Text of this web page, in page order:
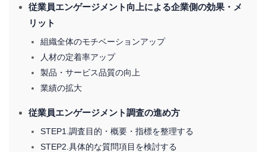
従業員エンゲージメント向上による企業側の効果・メ
リット
組織全体のモチベーションアップ
人材の定着率アップ
製品・サービス品質の向上
業績の拡大
従業員エンゲージメント調査の進め方
STEP1.調査目的・概要・指標を整理する
STEP2.具体的な質問項目を検討する